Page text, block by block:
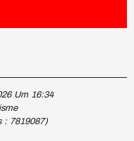
Um 16:34
: 7819087)